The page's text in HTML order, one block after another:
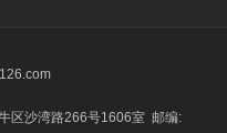
区沙湾路266号1606室 邮编: